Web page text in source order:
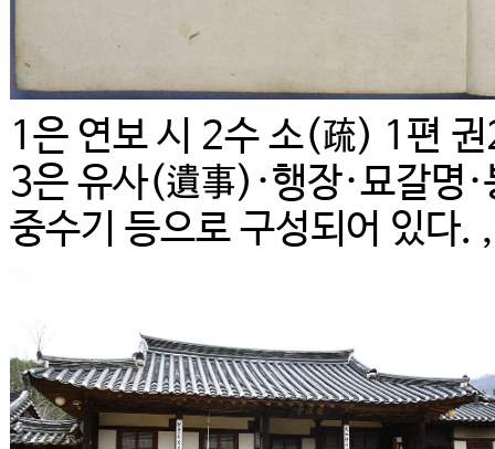
1은 연보 시 2수 소(疏) 1편
3은 유사(遺事)·행장·묘갈명
중수기 등으로 구성되어 있다. ,